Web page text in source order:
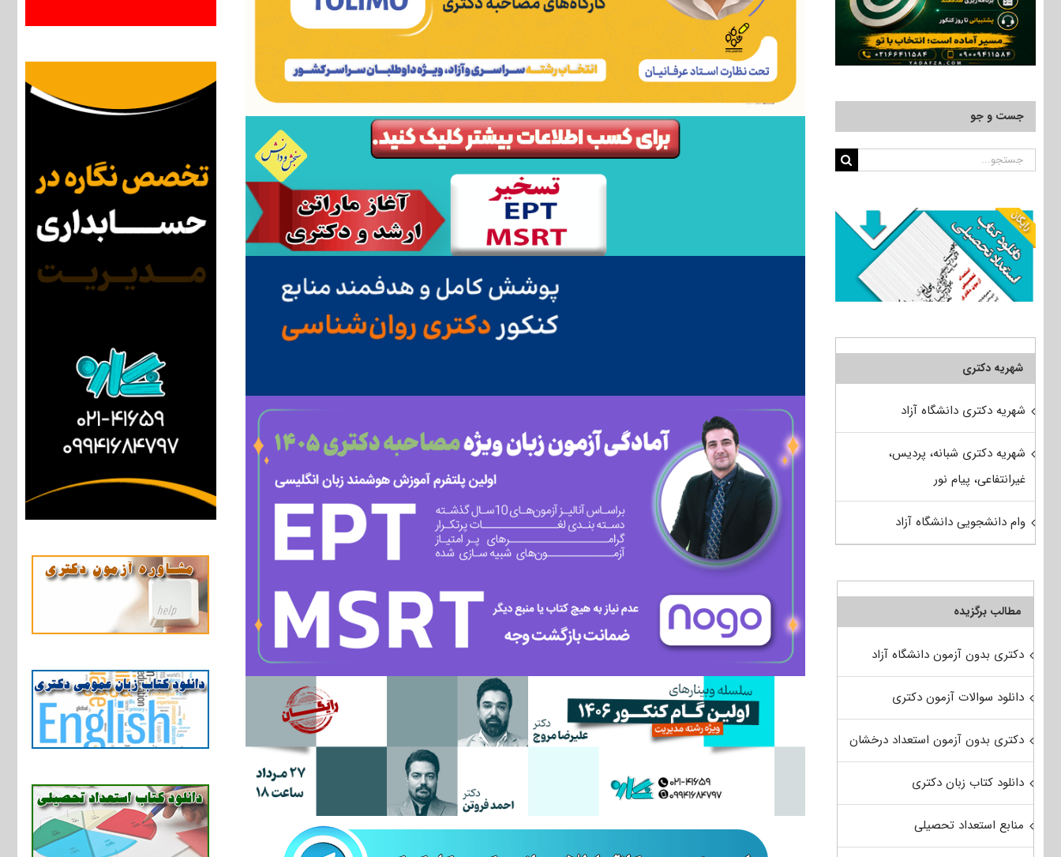
جست و جو
جستجو
شهریه دکتری
شهریه دکتری دانشگاه آزاد
شهریه دکتری شبانه، پردیس،
غیرانتفاعی، پیام نور
وام دانشجویی دانشگاه آزاد
مطالب برگزیده
دکتری بدون آزمون دانشگاه آزاد
دانلود سوالات آزمون دکتری
دکتری بدون آزمون استعداد درخشان
دانلود کتاب زبان دکتری
منابع استعداد تحصیلی